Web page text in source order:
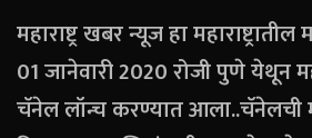
महाराष्ट्र खबर न्यूज हा
01 जानेवारी 2020 रोजी पुणे येथून
चॅनेल लॉन्च करण्यात आला..चॅनेलची